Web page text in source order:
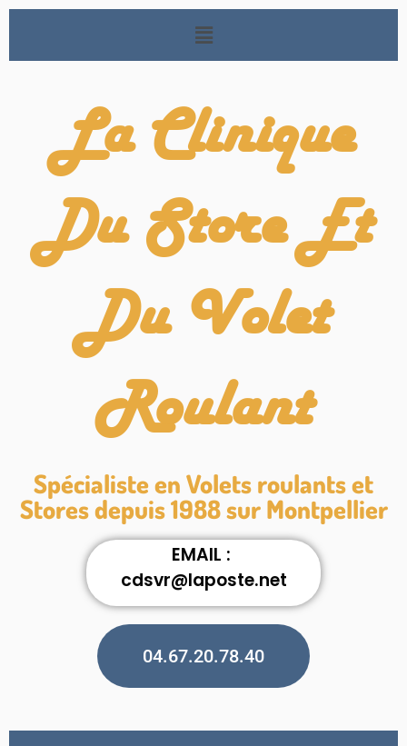
La Clinique
Du Store Et
Du Volet
Roulant
Spécialiste en Volets roulants et
Stores depuis 1988 sur Montpellier
EMAIL :
cdsvr@laposte.net
04.67.20.78.40